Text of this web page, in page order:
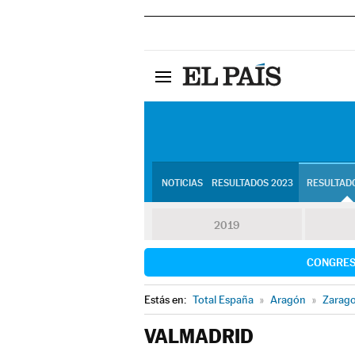
NOTICIAS RESULTADOS 2023
2019
Estás en: Total España » Aragón »
VALMADRID